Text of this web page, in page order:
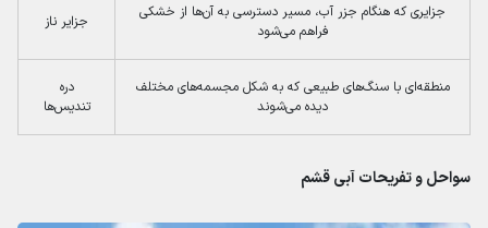
جزایری که هنگام جزر آب، مسیر دسترسی به آن‌ها از خشکی
فراهم می‌شود
جزایر ناز
منطقه‌ای با سنگ‌های طبیعی که به شکل مجسمه‌های مختلف
دیده می‌شوند
دره
تندیس‌ها
سواحل و تفریحات آبی قشم